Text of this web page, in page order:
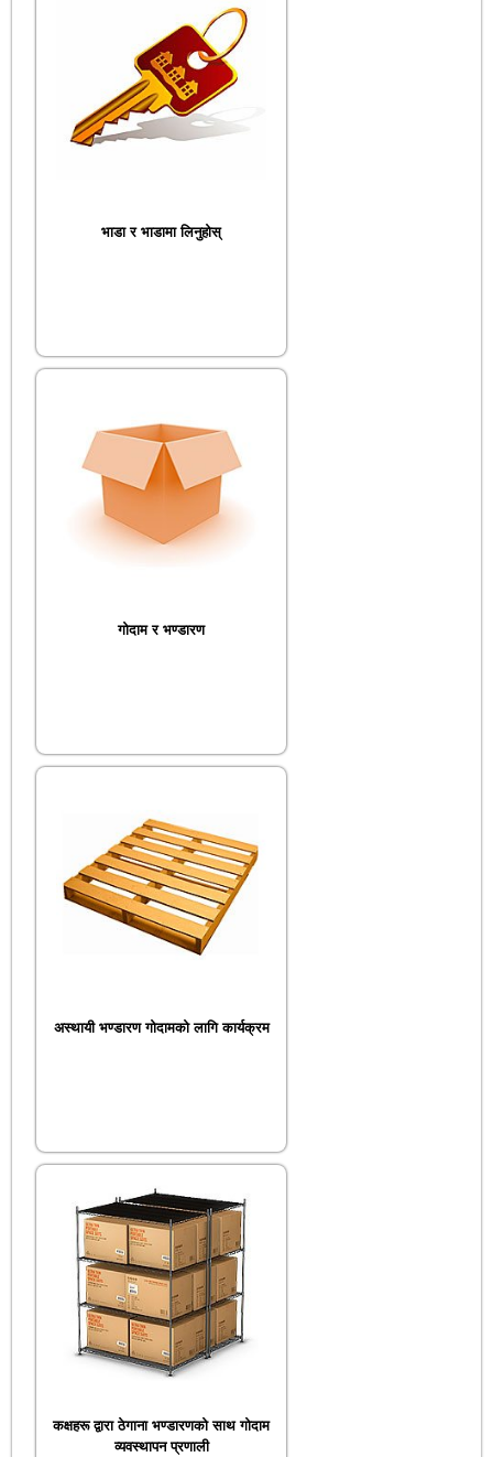
भाडा र भाडामा लिनुहोस्
गोदाम र भण्डारण
अस्थायी भण्डारण गोदामको लागि कार्यक्रम
कक्षहरू द्वारा ठेगाना भण्डारणको साथ गोदाम
व्यवस्थापन प्रणाली